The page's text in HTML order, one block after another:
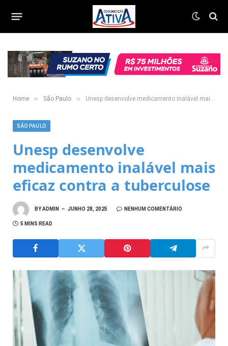
Home » São Paulo » Unesp desenvolve medicamento inalável mais eficaz contra a tuberculose
SÃO PAULO
Unesp desenvolve
medicamento inalável mais
eficaz contra a tuberculose
BYADMIN JUNHO 28, 2025 NENHUM COMENTÁRIO
5 MINS READ